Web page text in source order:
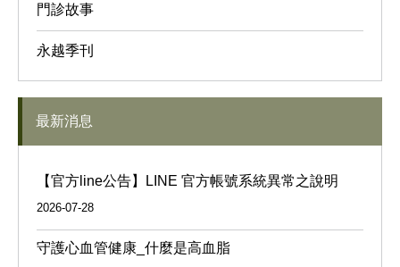
門診故事
永越季刊
最新消息
【官方line公告】LINE 官方帳號系統異常之說明
2026-07-28
守護心血管健康_什麼是高血脂